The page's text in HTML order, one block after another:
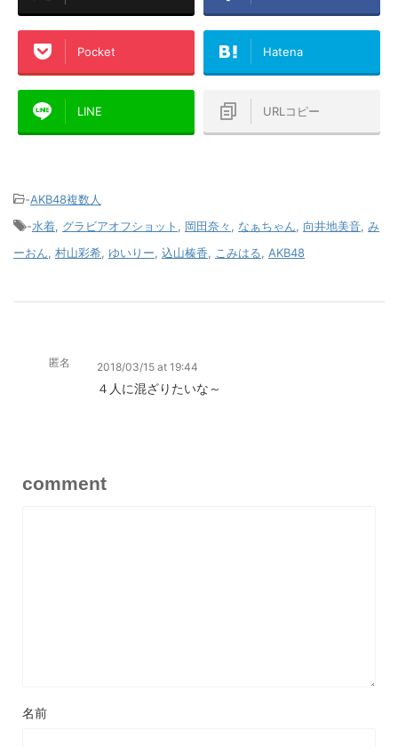
Pocket Hatena
LINE URLコピー
-AKB48複数人
-水着 グラビアオフショット 岡田奈々 なぁちゃん 向井地美音 み
ーおん 村山彩希 ゆいりー 込山榛香 こみはる AKB48
匿名 2018/03/15 at 19:44
４人に混ざりたいな～
comment
名前